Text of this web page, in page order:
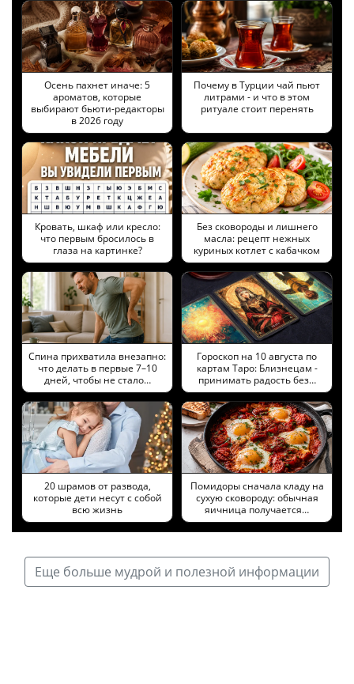
Осень пахнет иначе: 5
ароматов, которые
выбирают бьюти-редакторы
в 2026 году
Почему в Турции чай пьют
литрами - и что в этом
ритуале стоит перенять
Кровать, шкаф или кресло:
что первым бросилось в
глаза на картинке?
Без сковороды и лишнего
масла: рецепт нежных
куриных котлет с кабачком
Спина прихватила внезапно:
что делать в первые 7–10
дней, чтобы не стало…
Гороскоп на 10 августа по
картам Таро: Близнецам -
принимать радость без…
20 шрамов от развода,
которые дети несут с собой
всю жизнь
Помидоры сначала кладу на
сухую сковороду: обычная
яичница получается…
Еще больше мудрой и полезной информации